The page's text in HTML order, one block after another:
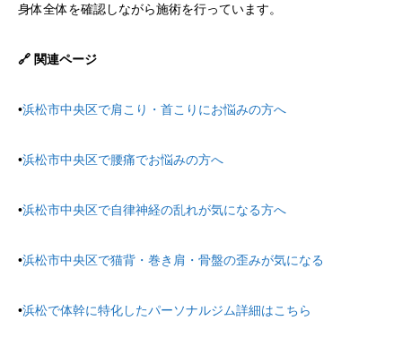
身体全体を確認しながら施術を行っています。
🔗 関連ページ
•浜松市中央区で肩こり・首こりにお悩みの方へ
•浜松市中央区で腰痛でお悩みの方へ
•浜松市中央区で自律神経の乱れが気になる方へ
•浜松市中央区で猫背・巻き肩・骨盤の歪みが気になる
•浜松で体幹に特化したパーソナルジム詳細はこちら